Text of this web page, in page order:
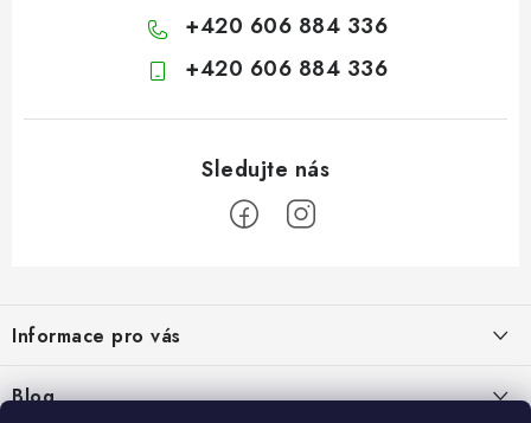
+420 606 884 336
+420 606 884 336
p
a
t
Informace pro vás
Kontakty
Blog